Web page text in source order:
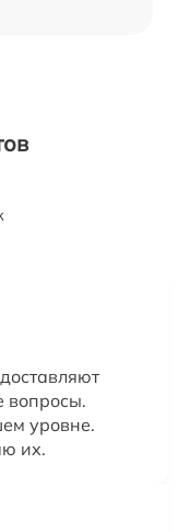
вопросы.
уровне.
их.